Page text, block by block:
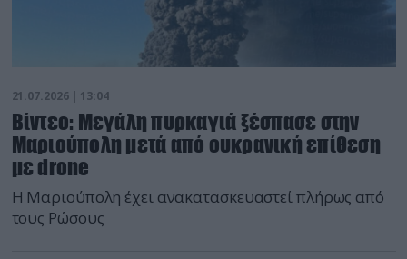
21.07.2026 | 13:04
Βίντεο: Μεγάλη πυρκαγιά ξέσπασε στην
Μαριούπολη μετά από ουκρανική επίθεση
με drone
Η Μαριούπολη έχει ανακατασκευαστεί πλήρως από
τους Ρώσους